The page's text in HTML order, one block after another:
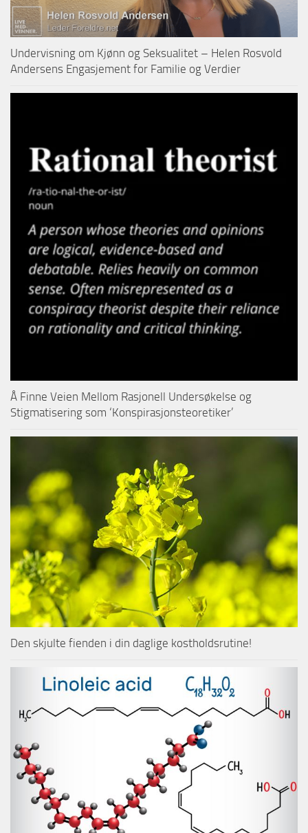
Undervisning om Kjønn og Seksualitet – Helen Rosvold
Andersens Engasjement for Familie og Verdier
Å Finne Veien Mellom Rasjonell Undersøkelse og
Stigmatisering som ‘Konspirasjonsteoretiker’
Den skjulte fienden i din daglige kostholdsrutine!